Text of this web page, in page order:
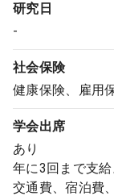
研究日
-
社会保険
健康保険、雇用
学会出席
あり
年に3回まで支給
交通費、宿泊費